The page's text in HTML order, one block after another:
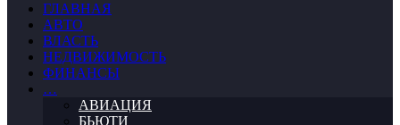
ГЛАВНАЯ
АВТО
ВЛАСТЬ
НЕДВИЖИМОСТЬ
ФИНАНСЫ
…
АВИАЦИЯ
БЬЮТИ